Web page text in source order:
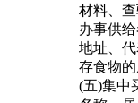
材料、
办事供
地址、
存食物
(五)集中